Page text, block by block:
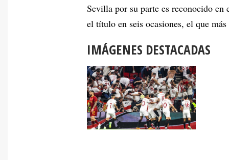
Sevilla por su parte es reconocido
el título en seis ocasiones, el que
IMÁGENES DESTACADAS